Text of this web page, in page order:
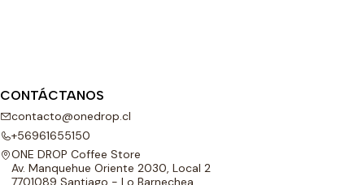
CONTÁCTANOS
contacto@onedrop.cl
+56961655150
ONE DROP Coffee Store
Av. Manquehue Oriente 2030, Local 2
7701089 Santiago - Lo Barnechea